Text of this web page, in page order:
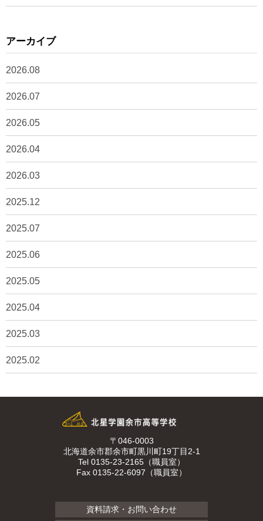
アーカイブ
2026.08
2026.07
2026.05
2026.04
2026.03
2025.12
2025.07
2025.06
2025.05
2025.04
2025.03
2025.02
〒046-0003
北海道余市郡余市町黒川町19丁目2-1
Tel 0135-23-2165（職員室）
Fax 0135-22-6097（職員室）
資料請求・お問い合わせ